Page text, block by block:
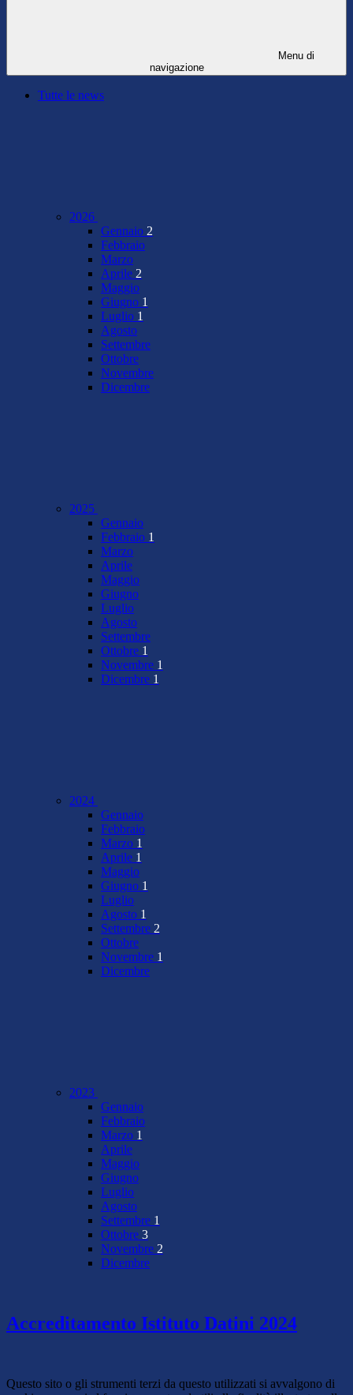
Menu di
navigazione
Tutte le news
2026
Gennaio 2
Febbraio
Marzo
Aprile 2
Maggio
Giugno 1
Luglio 1
Agosto
Settembre
Ottobre
Novembre
Dicembre
2025
Gennaio
Febbraio 1
Marzo
Aprile
Maggio
Giugno
Luglio
Agosto
Settembre
Ottobre 1
Novembre 1
Dicembre 1
2024
Gennaio
Febbraio
Marzo 1
Aprile 1
Maggio
Giugno 1
Luglio
Agosto 1
Settembre 2
Ottobre
Novembre 1
Dicembre
2023
Gennaio
Febbraio
Marzo 1
Aprile
Maggio
Giugno
Luglio
Agosto
Settembre 1
Ottobre 3
Novembre 2
Dicembre
Accreditamento Istituto Datini 2024
Questo sito o gli strumenti terzi da questo utilizzati si avvalgono di